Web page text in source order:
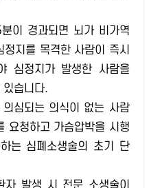
이 경과되면 뇌가 비가역
지를 목격한 사람이 즉시
심정지가 발생한 사람을
있습니다.
심되는 의식이 없는 사람
요청하고 가슴압박을 시행
는 심폐소생술의 초기 단
자 발생 시 전문 소생술이